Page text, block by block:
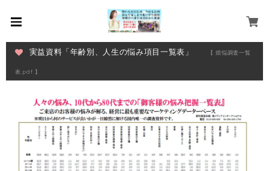
実益資料「年齢別、人生の悩み項目一覧表」 【 煩悩調査一覧
表.pdf 】